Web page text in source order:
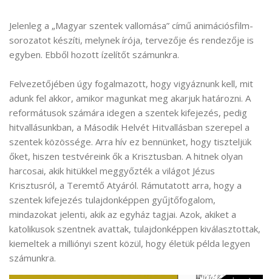
Jelenleg a „Magyar szentek vallomása” című animációsfilm-
sorozatot készíti, melynek írója, tervezője és rendezője is
egyben. Ebből hozott ízelítőt számunkra.
Felvezetőjében úgy fogalmazott, hogy vigyáznunk kell, mit
adunk fel akkor, amikor magunkat meg akarjuk határozni. A
reformátusok számára idegen a szentek kifejezés, pedig
hitvallásunkban, a Második Helvét Hitvallásban szerepel a
szentek közössége. Arra hív ez bennünket, hogy tiszteljük
őket, hiszen testvéreink ők a Krisztusban. A hitnek olyan
harcosai, akik hitükkel meggyőzték a világot Jézus
Krisztusról, a Teremtő Atyáról. Rámutatott arra, hogy a
szentek kifejezés tulajdonképpen gyűjtőfogalom,
mindazokat jelenti, akik az egyház tagjai. Azok, akiket a
katolikusok szentnek avattak, tulajdonképpen kiválasztottak,
kiemeltek a milliónyi szent közül, hogy életük példa legyen
számunkra.